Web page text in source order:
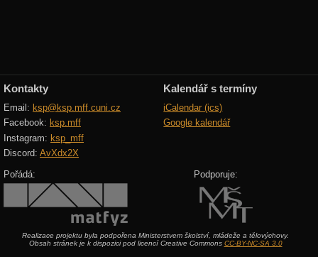
Kontakty
Email: ksp@ksp.mff.cuni.cz
Facebook: ksp.mff
Instagram: ksp_mff
Discord: AvXdx2X
Kalendář s termíny
iCalendar (ics)
Google kalendář
Pořádá: Podporuje:
Realizace projektu byla podpořena Ministerstvem školství, mládeže a tělovýchovy.
Obsah stránek je k dispozici pod licencí Creative Commons CC-BY-NC-SA 3.0